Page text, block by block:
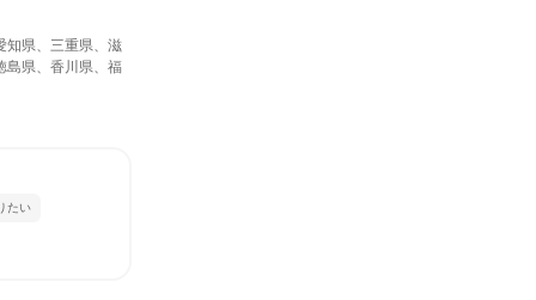
知県、三重県、滋
島県、香川県、福
たい